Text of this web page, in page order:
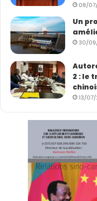
08/
Un
30/
2 : le
13/